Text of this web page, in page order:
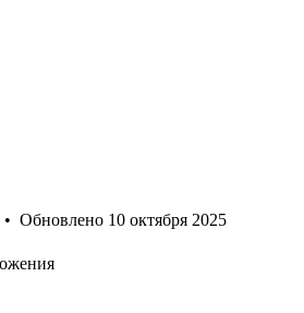
• Обновлено 10 октября 2025